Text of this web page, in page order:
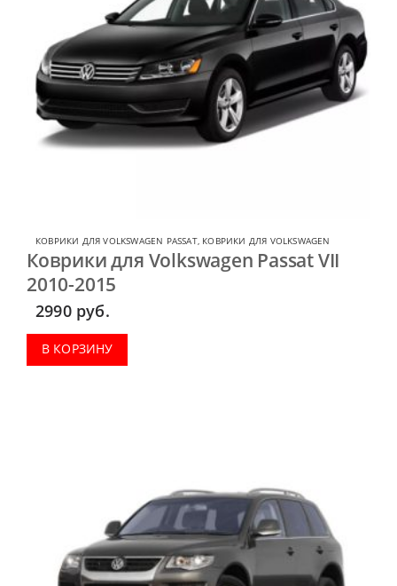
КОВРИКИ ДЛЯ VOLKSWAGEN PASSAT, КОВРИКИ ДЛЯ VOLKSWAGEN
Коврики для Volkswagen Passat VII
2010-2015
2990 руб.
В КОРЗИНУ